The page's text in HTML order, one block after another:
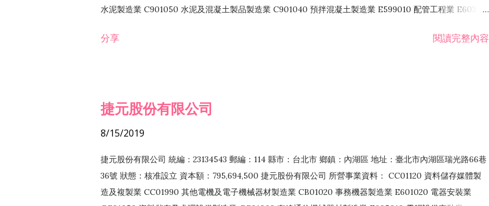
水泥製造業 C901050 水泥及混凝土製品製造業 C901040 預拌混凝土製造業 E599010 配管工程業 E603110
EZ99990 其他工程業 F102170 食品什貨批發業 F106020 日常用品批發業 F108031 醫療器材批發業
分享 閱讀完整內容
捷元股份有限公司
8/15/2019
捷元股份有限公司 統編：23134543 郵編：114 縣市：台北市 鄉鎮：內湖區 地址：臺北市內湖區瑞光路66巷
36號 狀態：核准設立 資本額：795,694,500 捷元股份有限公司 所營事業資料： CC01120 資料儲存媒體製
造及複製業 CC01990 其他電機及電子機械器材製造業 CB01020 事務機器製造業 E601020 電器安裝業